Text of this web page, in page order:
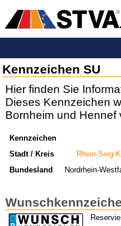
Kennzeichen SU
Hier finden Sie
Dieses Kennzeichen
Bornheim und Hennef
Kennzeichen
Stadt / Kreis
Rhein-Sieg-
Bundesland
Nordrhein-